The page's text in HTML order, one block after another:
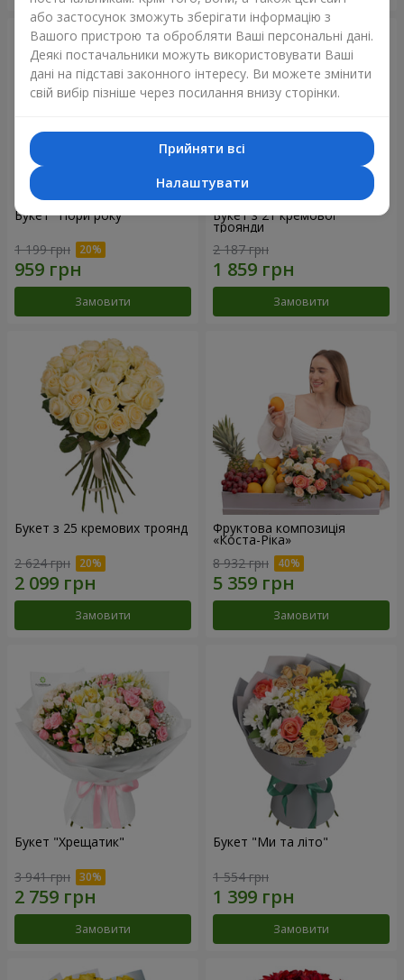
Букет "Пори року"
1 199 грн
Замовити
Букет з 21 кремової
троянди
2 187 грн
Замовити
Букет з 25 кремових троянд
2 624 грн
Замовити
Фруктова композиція
«Коста-Ріка»
8 932 грн
Замовити
Букет "Хрещатик"
3 941 грн
Замовити
Букет "Ми та літо"
1 554 грн
Замовити
або застосунок зможуть зберігати інформацію з
Вашого пристрою та обробляти Ваші персональні дані.
Деякі постачальники можуть використовувати Ваші
дані на підставі законного інтересу. Ви можете змінити
свій вибір пізніше через посилання внизу сторінки.
Прийняти всі
Налаштувати